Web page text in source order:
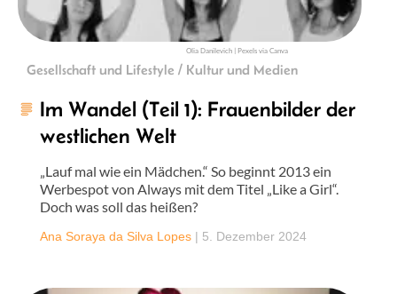
Olia Danilevich | Pexels via Canva
Gesellschaft und Lifestyle / Kultur und Medien
Im Wandel (Teil 1): Frauenbilder der
westlichen Welt
„Lauf mal wie ein Mädchen.“ So beginnt 2013 ein
Werbespot von Always mit dem Titel „Like a Girl“.
Doch was soll das heißen?
Ana Soraya da Silva Lopes | 5. Dezember 2024